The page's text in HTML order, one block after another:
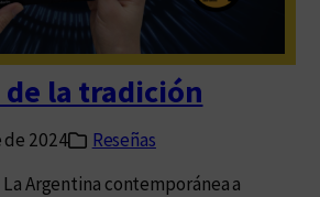
la tradición
2024
Reseñas
La Argentina contemporánea a